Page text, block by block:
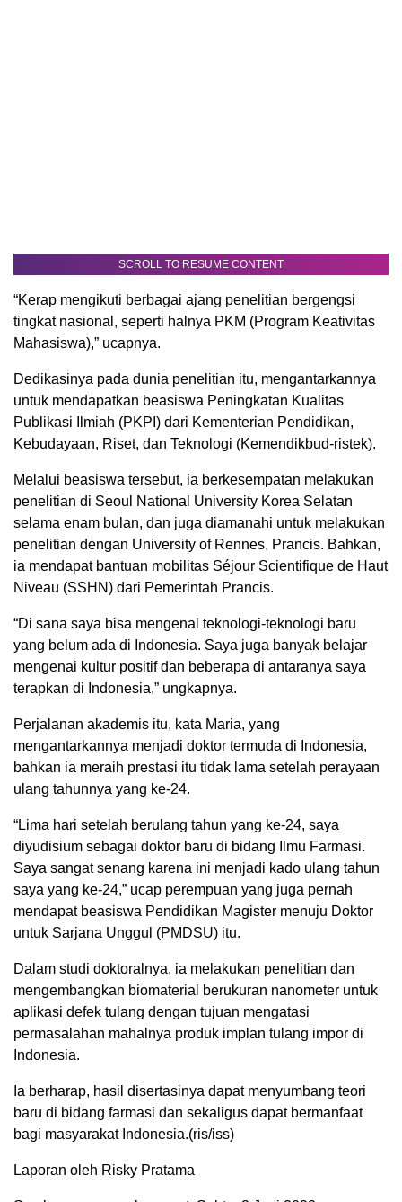
SCROLL TO RESUME CONTENT
“Kerap mengikuti berbagai ajang penelitian bergengsi
tingkat nasional, seperti halnya PKM (Program Keativitas
Mahasiswa),” ucapnya.
Dedikasinya pada dunia penelitian itu, mengantarkannya
untuk mendapatkan beasiswa Peningkatan Kualitas
Publikasi Ilmiah (PKPI) dari Kementerian Pendidikan,
Kebudayaan, Riset, dan Teknologi (Kemendikbud-ristek).
Melalui beasiswa tersebut, ia berkesempatan melakukan
penelitian di Seoul National University Korea Selatan
selama enam bulan, dan juga diamanahi untuk melakukan
penelitian dengan University of Rennes, Prancis. Bahkan,
ia mendapat bantuan mobilitas Séjour Scientifique de Haut
Niveau (SSHN) dari Pemerintah Prancis.
“Di sana saya bisa mengenal teknologi-teknologi baru
yang belum ada di Indonesia. Saya juga banyak belajar
mengenai kultur positif dan beberapa di antaranya saya
terapkan di Indonesia,” ungkapnya.
Perjalanan akademis itu, kata Maria, yang
mengantarkannya menjadi doktor termuda di Indonesia,
bahkan ia meraih prestasi itu tidak lama setelah perayaan
ulang tahunnya yang ke-24.
“Lima hari setelah berulang tahun yang ke-24, saya
diyudisium sebagai doktor baru di bidang Ilmu Farmasi.
Saya sangat senang karena ini menjadi kado ulang tahun
saya yang ke-24,” ucap perempuan yang juga pernah
mendapat beasiswa Pendidikan Magister menuju Doktor
untuk Sarjana Unggul (PMDSU) itu.
Dalam studi doktoralnya, ia melakukan penelitian dan
mengembangkan biomaterial berukuran nanometer untuk
aplikasi defek tulang dengan tujuan mengatasi
permasalahan mahalnya produk implan tulang impor di
Indonesia.
Ia berharap, hasil disertasinya dapat menyumbang teori
baru di bidang farmasi dan sekaligus dapat bermanfaat
bagi masyarakat Indonesia.(ris/iss)
Laporan oleh Risky Pratama